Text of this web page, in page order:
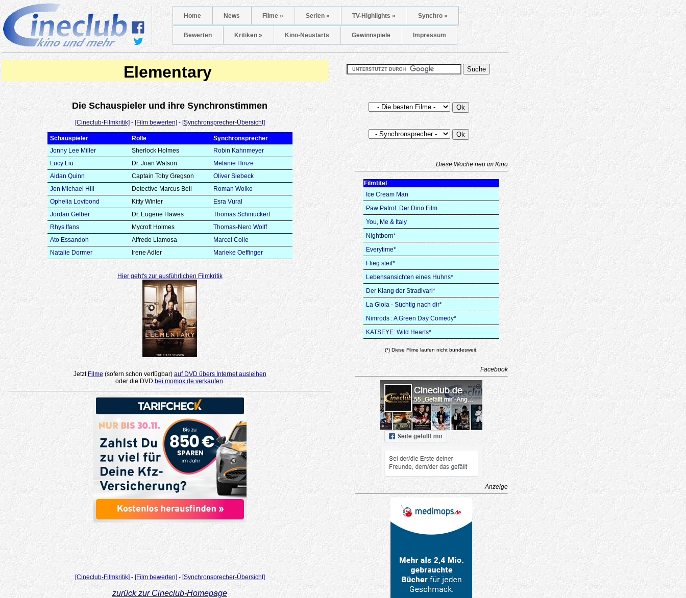
Home News Filme » Serien » TV-Highlights » Synchro »
Bewerten Kritiken » Kino-Neustarts Gewinnspiele Impressum
Elementary
Die Schauspieler und ihre Synchronstimmen
[Cineclub-Filmkritik] - [Film bewerten] - [Synchronsprecher-Übersicht]
Schauspieler Rolle
Synchronsprecher
Jonny Lee Miller
Sherlock Holmes
Robin Kahnmeyer
Lucy Liu
Dr. Joan Watson
Melanie Hinze
Aidan Quinn
Captain Toby Gregson
Oliver Siebeck
Jon Michael Hill
Detective Marcus Bell
Roman Wolko
Ophelia Lovibond
Kitty Winter
Esra Vural
Jordan Gelber
Dr. Eugene Hawes
Thomas Schmuckert
Rhys Ifans
Mycroft Holmes
Thomas-Nero Wolff
Ato Essandoh
Alfredo Llamosa
Marcel Colle
Natalie Dormer
Irene Adler Marieke Oeffinger
Hier geht's zur ausführlichen Filmkritik
Jetzt Filme (sofern schon verfügbar)auf DVD übers Internet ausleihen
oder die DVD bei momox.de verkaufen.
[Cineclub-Filmkritik] - [Film bewerten] -[Synchronsprecher-Übersicht]
zurück zur Cineclub-Homepage
Diese Woche neu im Kino
Filmtitel
Ice Cream Man
Paw Patrol: Der Dino Film
You, Me & Italy
Nightborn*
Everytime*
Flieg steil *
Lebensansichten eines Huhns*
Der Klang der Stradivari*
La Gioia - Süchtig nach dir*
Nimrods : A Green Day Comedy*
KATSEYE: Wild Hearts*
(*) Diese Filme laufen nicht bundesweit.
Facebook
Anzeige